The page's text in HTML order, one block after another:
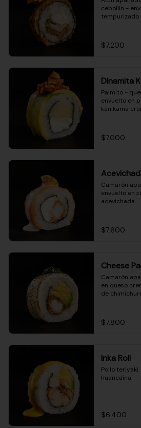
cebollín -
$7.200
Dinamita
Palmito -
envuelto en
kanikama
$7.000
Camarón
envuelto en
acevichada
$7.600
Cheese
Camarón
en queso
de
$7.800
Inka Roll
Pollo teriyaki
huancaína
$6.400